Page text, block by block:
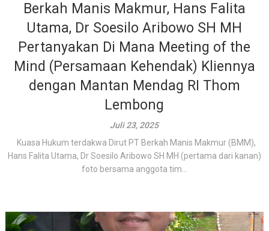
Berkah Manis Makmur, Hans Falita
Utama, Dr Soesilo Aribowo SH MH
Pertanyakan Di Mana Meeting of the
Mind (Persamaan Kehendak) Kliennya
dengan Mantan Mendag RI Thom
Lembong
Juli 23, 2025
Kuasa Hukum terdakwa Dirut PT Berkah Manis Makmur (BMM),
Hans Falita Utama, Dr Soesilo Aribowo SH MH (pertama dari kanan)
foto bersama anggota tim...